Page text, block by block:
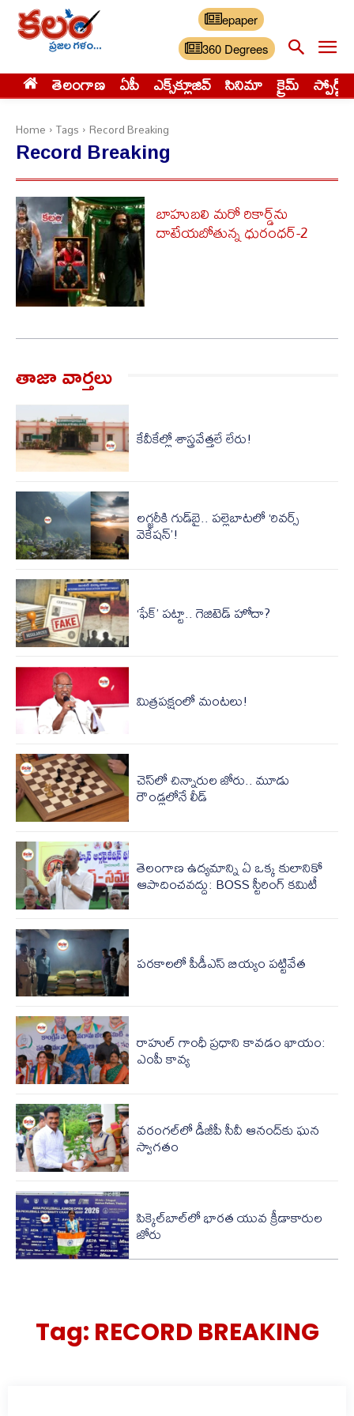
epaper
360 Degrees
తెలంగాణ ఏపీ ఎక్స్‌క్లూజివ్‌ సినిమా క్రైమ్ స్పోర్ట్స్
Home Tags Record Breaking
Record Breaking
బాహుబ‌లి మ‌రో రికార్డ్‌ను
దాటేయ‌బోతున్న ధురంధ‌ర్‌-2
తాజా వార్త‌లు
కేవీకేల్లో శాస్త్రవేత్తలే లేరు!
లగ్జరీకి గుడ్‌బై.. పల్లెబాటలో ‘రివర్స్
వెకేషన్’!
‘ఫేక్’ పట్టా.. గెజిటెడ్ హోదా?
మిత్రపక్షంలో మంటలు!
చెస్‌లో చిన్నారుల జోరు.. మూడు
రౌండ్లలోనే లీడ్
తెలంగాణ ఉద్యమాన్ని ఏ ఒక్క కులానికో
ఆపాదించవద్దు: BOSS స్టీరింగ్ కమిటీ
పరకాలలో పీడీఎస్‌ బియ్యం పట్టివేత
రాహుల్ గాంధీ ప్రధాని కావడం ఖాయం:
ఎంపీ కావ్య
వరంగల్‌లో డీజీపీ సీవీ ఆనంద్‌కు ఘన
స్వాగతం
పిక్కెల్‌బాల్‌లో భారత యువ క్రీడాకారుల
జోరు
Tag: RECORD BREAKING